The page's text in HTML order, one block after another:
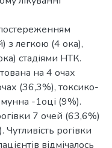
з легкою (4 ока),
стадіями НТК.
на 4 очах
(36,3%), токсико-
-1оці (9%).
7 очей (63,6%)
рогівки
відмічалось